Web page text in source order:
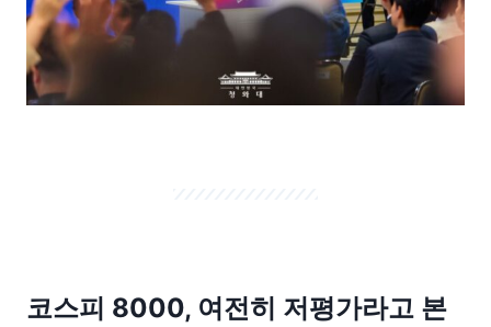
코스피 8000, 여전히 저평가라고 본